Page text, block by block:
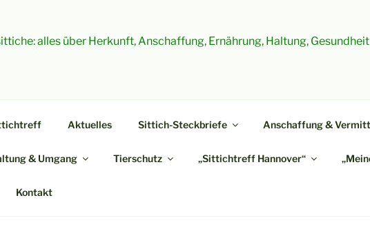
alles über Herkunft, Anschaffung, Ernährung, Haltung,
Aktuelles Sittich-Steckbriefe Anschaffung &
& Umgang Tierschutz „Sittichtreff Hannover“
Kontakt